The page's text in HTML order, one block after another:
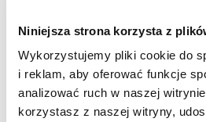
Niniejsza strona korzysta z
Wykorzystujemy pliki cookie do
i reklam, aby oferować funkcje
analizować ruch w naszej
korzystasz z naszej witryny,
SUSZARKA ŁAZIENKOWA
LEIFHEIT PEGASUS TOWER
190
239,00 zł lub 47 600 pkt